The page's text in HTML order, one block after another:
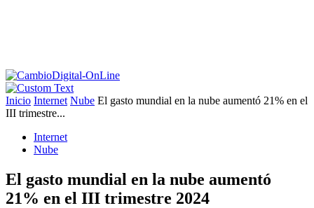
Inicio Internet Nube El gasto mundial en la nube aumentó 21% en el
III trimestre...
Internet
Nube
El gasto mundial en la nube aumentó
21% en el III trimestre 2024